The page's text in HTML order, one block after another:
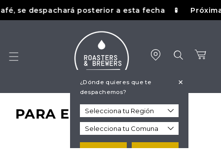
directamente
al contenido
se despachará posterior a esta fecha
¿Dónde quieres que te
despachemos?
+
C
PARA EL TE